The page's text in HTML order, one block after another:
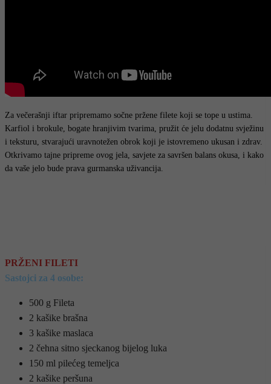
Za večerašnji iftar pripremamo sočne pržene filete koji se tope u ustima.
Karfiol i brokule, bogate hranjivim tvarima, pružit će jelu dodatnu svježinu
i teksturu, stvarajući uravnotežen obrok koji je istovremeno ukusan i zdrav.
Otkrivamo tajne pripreme ovog jela, savjete za savršen balans okusa, i kako
da vaše jelo bude prava gurmanska uživancija.
PRŽENI FILETI
Sastojci za 4 osobe:
500 g Fileta
2 kašike brašna
3 kašike maslaca
2 čehna sitno sjeckanog bijelog luka
150 ml pilećeg temeljca
2 kašike peršuna